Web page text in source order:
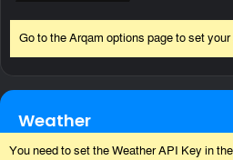
Go to the Arqam options page to set
Weather
You need to set the Weather API Key in